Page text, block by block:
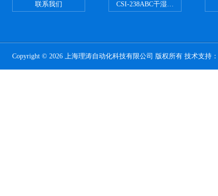
联系我们 CSI-238ABC干湿电动摩擦色牢度
Copyright © 2026 上海理涛自动化科技有限公司 版权所有 技术支持：